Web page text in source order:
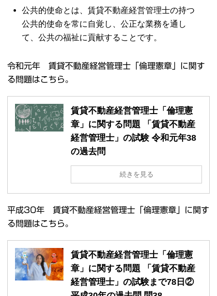
公共的使命とは、賃貸不動産経営管理士の持つ
公共的使命を常に自覚し、公正な業務を通し
て、公共の福祉に貢献することです。
令和元年 賃貸不動産経営管理士「倫理憲章」に関す
る問題はこちら。
賃貸不動産経営管理士「倫理憲
章」に関する問題 「賃貸不動産
経営管理士」の試験 令和元年38
の過去問
続きを見る
平成30年 賃貸不動産経営管理士「倫理憲章」に関す
る問題はこちら。
賃貸不動産経営管理士「倫理憲
章」に関する問題 「賃貸不動産
経営管理士」の試験まで78日②